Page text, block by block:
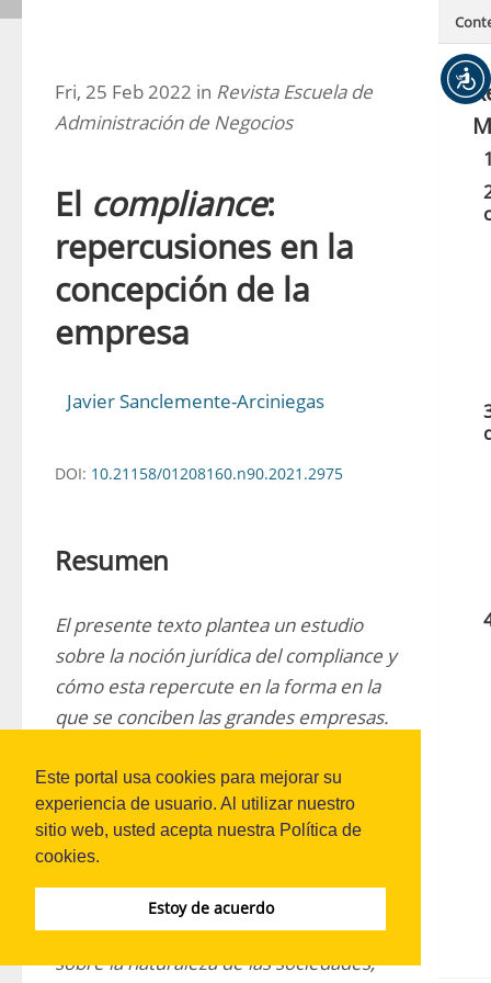
Este portal usa cookies para mejorar su
experiencia de usuario. Al utilizar nuestro
sitio web, usted acepta nuestra Política de
cookies.
Estoy de acuerdo
Fri, 25 Feb 2022 in Revista Escuela de
Administración de Negocios
El compliance:
repercusiones en la
concepción de la
empresa
Javier Sanclemente-Arciniegas
DOI: 10.21158/01208160.n90.2021.2975
Resumen
El presente texto plantea un estudio
sobre la noción jurídica del compliance y
cómo esta repercute en la forma en la
que se conciben las grandes empresas.
principales desarrollos de la figura a nivel
internacional, por lo cual se evidencia
que esa institución legal implica, de una
parte, cambios en la identidad misma de
las compañías, transformación que se
expresa en nuevas interpretaciones
sobre la naturaleza de las sociedades,